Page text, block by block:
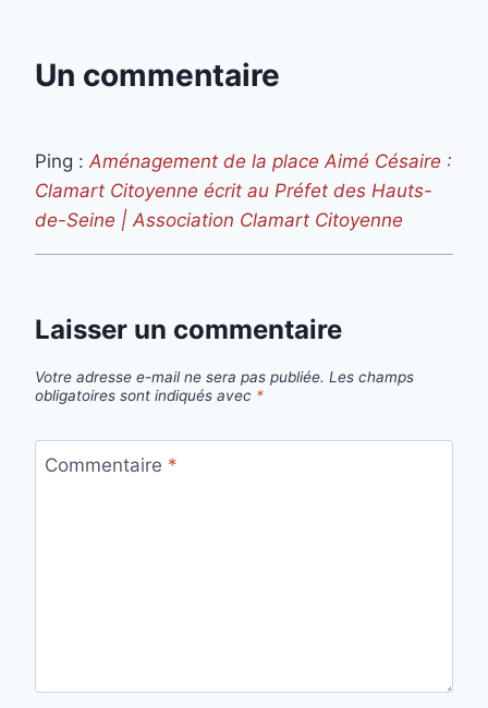
Un commentaire
Ping : Aménagement de la place Aimé Césaire :
Clamart Citoyenne écrit au Préfet des Hauts-
de-Seine | Association Clamart Citoyenne
Laisser un commentaire
Votre adresse e-mail ne sera pas publiée. Les champs
obligatoires sont indiqués avec *
Commentaire *